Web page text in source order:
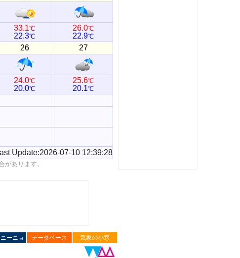
33.1℃
22.3℃
26.0℃
22.9℃
26 27
24.0℃
20.0℃
25.6℃
20.1℃
Update:2026-07-10 12:39:28
あります。
ーニョ データベース 気象の小窓